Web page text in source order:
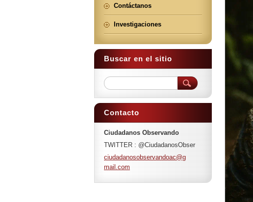
Contáctanos
Investigaciones
Buscar en el sitio
Contacto
Ciudadanos Observando
TWITTER : @CiudadanosObser
ciudadanosobservandoac@g
mail.com